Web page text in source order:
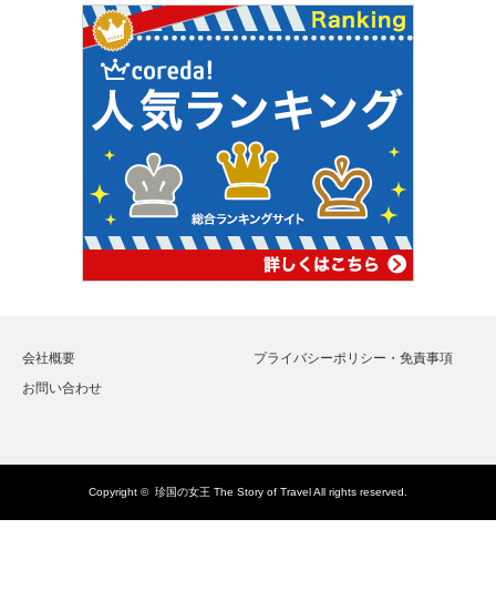
会社概要
プライバシーポリシー・免責事項
お問い合わせ
Copyright © 珍国の女王 The Story of TravelAll rights reserved.